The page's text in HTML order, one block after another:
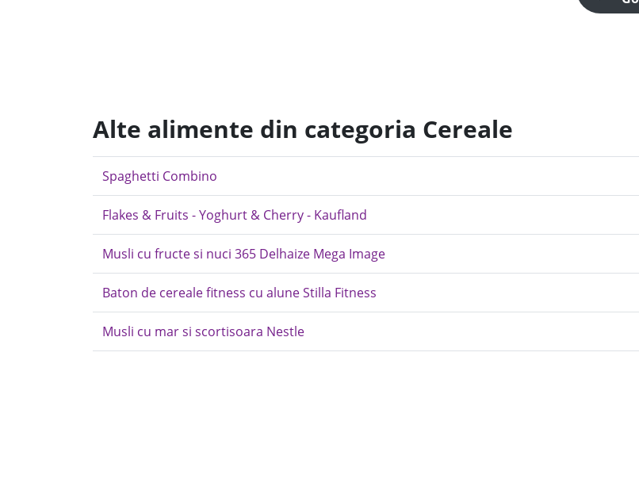
Alte alimente din categoria Cereale
Spaghetti Combino
Flakes & Fruits - Yoghurt & Cherry - Kaufland
Musli cu fructe si nuci 365 Delhaize Mega Image
Baton de cereale fitness cu alune Stilla Fitness
Musli cu mar si scortisoara Nestle